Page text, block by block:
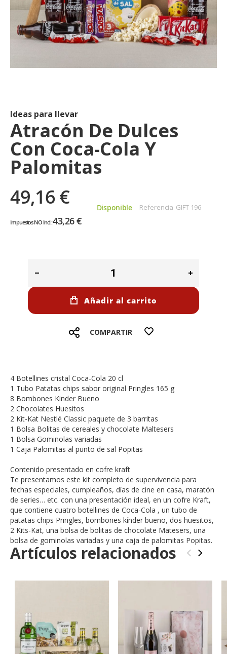
de
la
galería
de
imágenes
Ideas para llevar
Atracón De Dulces
Con Coca-Cola Y
Palomitas
49,16 €
43,26 €
Disponible Referencia GIFT 196
Añadir al carrito
COMPARTIR
4 Botellines cristal Coca-Cola 20 cl
1 Tubo Patatas chips sabor original Pringles 165 g
8 Bombones Kinder Bueno
2 Chocolates Huesitos
2 Kit-Kat Nestlé Classic paquete de 3 barritas
1 Bolsa Bolitas de cereales y chocolate Maltesers
1 Bolsa Gominolas variadas
1 Caja Palomitas al punto de sal Popitas
Contenido presentado en cofre kraft
Te presentamos este kit completo de supervivencia para
fechas especiales, cumpleaños, días de cine en casa, maratón
de series… etc. con una presentación ideal, en un cofre Kraft,
que contiene cuatro botellines de Coca-Cola , un tubo de
patatas chips Pringles, bombones kínder bueno, dos huesitos,
2 Kits-Kat, una bolsa de bolitas de chocolate Matesers, una
bolsa de gominolas variadas y una caja de palomitas Popitas.
Artículos relacionados ‹ ›